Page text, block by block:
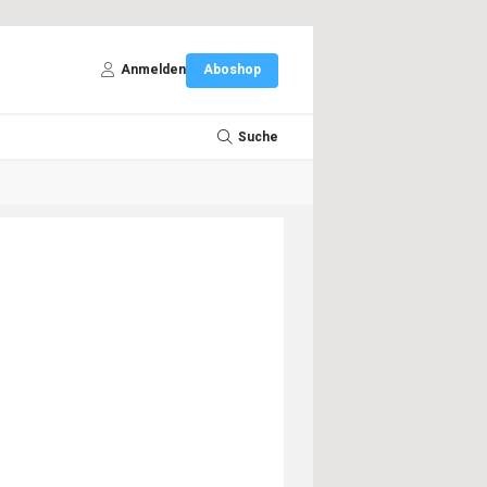
Anmelden Aboshop
Suche